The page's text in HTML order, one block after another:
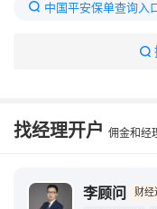
中国平安保单查询入
全国统一学平险查询
找经理开户 佣金和经
李顾问 财经